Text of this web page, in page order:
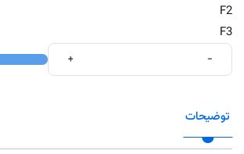
F2
F3
-
+
توضیحات